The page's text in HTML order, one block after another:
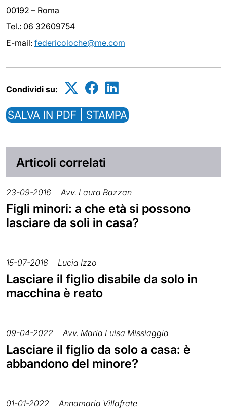
00192 – Roma
Tel.: 06 32609754
E-mail: federicoloche@me.com
Condividi su:
SALVA IN PDF | STAMPA
Articoli correlati
23-09-2016 Avv. Laura Bazzan
Figli minori: a che età si possono
lasciare da soli in casa?
15-07-2016 Lucia Izzo
Lasciare il figlio disabile da solo in
macchina è reato
09-04-2022 Avv. Maria Luisa Missiaggia
Lasciare il figlio da solo a casa: è
abbandono del minore?
01-01-2022 Annamaria Villafrate